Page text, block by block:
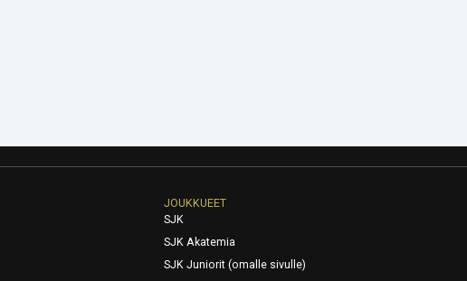
JOUKKUEET
SJK
SJK Akatemia
SJK Juniorit (omalle sivulle)